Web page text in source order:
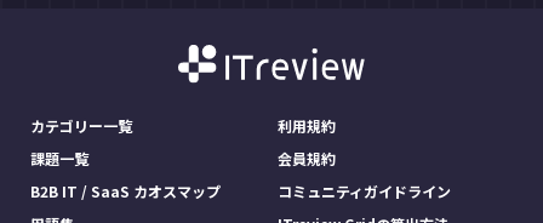
カテゴリー一覧
課題一覧
B2B IT / SaaS カオスマップ
利用規約
会員規約
コミュニティガイドライン